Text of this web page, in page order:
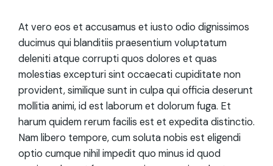
At vero eos et accusamus et iusto odio dignissimos
ducimus qui blanditiis praesentium voluptatum
deleniti atque corrupti quos dolores et quas
molestias excepturi sint occaecati cupiditate non
provident, similique sunt in culpa qui officia deserunt
mollitia animi, id est laborum et dolorum fuga. Et
harum quidem rerum facilis est et expedita distinctio.
Nam libero tempore, cum soluta nobis est eligendi
optio cumque nihil impedit quo minus id quod